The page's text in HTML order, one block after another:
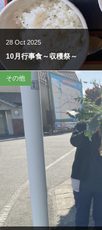
28 Oct 2025
10月行事食～収穫祭～
その他